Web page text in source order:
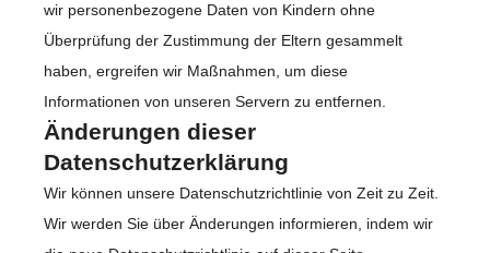
wir personenbezogene Daten von Kindern ohne
Überprüfung der Zustimmung der Eltern gesammelt
haben, ergreifen wir Maßnahmen, um diese
Informationen von unseren Servern zu entfernen.
Änderungen dieser
Datenschutzerklärung
Wir können unsere Datenschutzrichtlinie von Zeit zu Zeit.
Wir werden Sie über Änderungen informieren, indem wir